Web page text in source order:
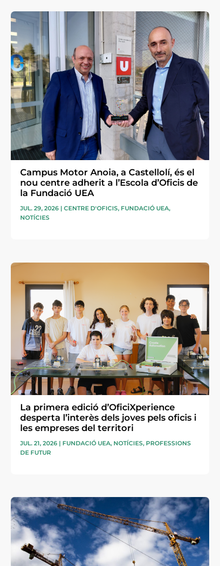
Campus Motor Anoia, a Castellolí, és el
nou centre adherit a l’Escola d’Oficis de
la Fundació UEA
JUL. 29, 2026 |CENTRE D'OFICIS, FUNDACIÓ UEA,
NOTÍCIES
La primera edició d’OficiXperience
desperta l’interès dels joves pels oficis i
les empreses del territori
JUL. 21, 2026 | FUNDACIÓ UEA, NOTÍCIES, PROFESSIONS
DE FUTUR